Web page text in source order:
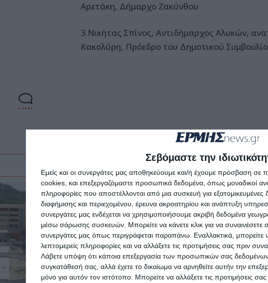
Σεβόμαστε την
Εμείς και οι συνεργάτες μας αποθηκεύουμε και/ή έχουμε πρόσβαση
cookies, και επεξεργαζόμαστε προσωπικά δεδομένα, όπως μοναδικοί
πληροφορίες που αποστέλλονται από μια συσκευή για εξατομικευμένες
διαφήμισης και περιεχομένου, έρευνα ακροατηρίου και ανάπτυξη
συνεργάτες μας ενδέχεται να χρησιμοποιήσουμε ακριβή δεδομένα
μέσω σάρωσης συσκευών. Μπορείτε να κάνετε κλικ για να συναινέσετε
συνεργάτες μας όπως περιγράφεται παραπάνω. Εναλλακτικά,
λεπτομερείς πληροφορίες και να αλλάξετε τις προτιμήσεις σας πριν
Λάβετε υπόψη ότι κάποια επεξεργασία των προσωπικών σας δεδομένων
συγκατάθεσή σας, αλλά έχετε το δικαίωμα να αρνηθείτε αυτήν την
μόνο για αυτόν τον ιστότοπο. Μπορείτε να αλλάξετε τις προτιμήσεις
Αρετάκη, Δήμαρχο Ζακύνθου
3.Νικήτας Σπίνος, Αντιδήμαρχος Αλυκών,
Κακολύρη, Πρόεδρο του Δημοτικού